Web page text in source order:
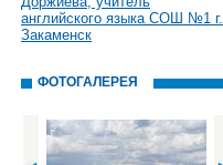
английского языка СОШ №1 г.
Закаменск
ФОТОГАЛЕРЕЯ